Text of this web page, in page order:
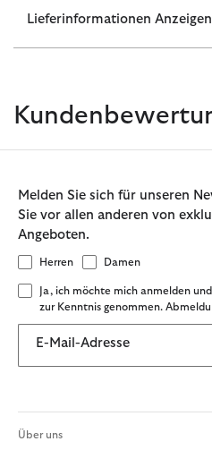
Lieferinformationen Anzeigen
Melden Sie sich für unseren
Sie vor allen anderen von
Angeboten.
Herren Damen
Ja, ich möchte mich anmelden
zur Kenntnis genommen.
E-Mail-Adresse
Über uns